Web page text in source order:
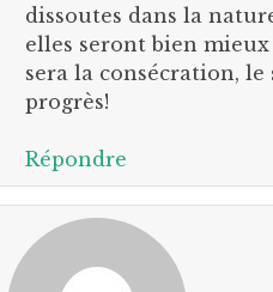
dissoutes dans la
elles seront bien
sera la consécration,
progrès!
Répondre